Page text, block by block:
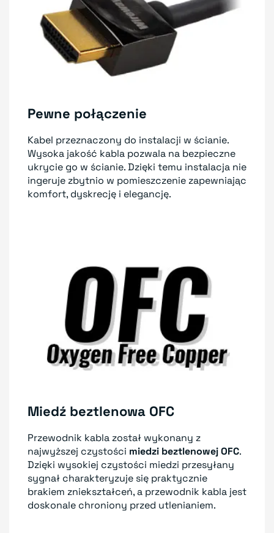
Pewne połączenie
Kabel przeznaczony do instalacji w ścianie.
Wysoka jakość kabla pozwala na bezpieczne
ukrycie go w ścianie. Dzięki temu instalacja nie
ingeruje zbytnio w pomieszczenie zapewniając
komfort, dyskrecję i elegancję.
Miedź beztlenowa OFC
Przewodnik kabla został wykonany z
najwyższej czystości miedzi beztlenowej OFC.
Dzięki wysokiej czystości miedzi przesyłany
sygnał charakteryzuje się praktycznie
brakiem zniekształceń, a przewodnik kabla jest
doskonale chroniony przed utlenianiem.